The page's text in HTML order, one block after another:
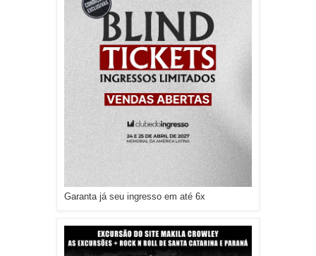
Garanta já seu ingresso em até 6x